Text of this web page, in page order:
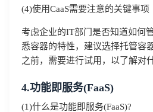
(4)使用CaaS需要注意的关键事项
考虑企业的IT部门是否知道如何
悉容器的特性，建议选择托管容
之前，需要进行试用，以了解对
4.功能即服务(FaaS)
(1)什么是功能即服务(FaaS)?